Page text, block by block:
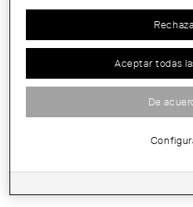
Del 27 de junio al 17 de
sala de exposiciones de la
Empordà del
exposición “Domestic
Demarcación:Girona -
Empordà
Hasta:Sun,
ENCUENTRO DE SANT PERE
DELEGACIÓN DEL ALT
Aceptar todas
De